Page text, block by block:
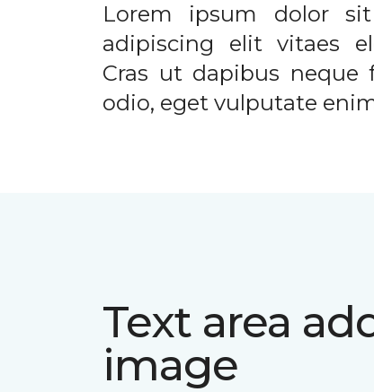
Lorem ipsum dolor
adipiscing elit vitaes
Cras ut dapibus neque
odio, eget vulputate
Text area
image